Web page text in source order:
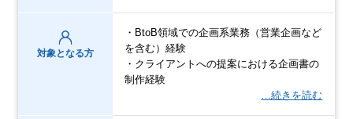
対象となる方
・BtoB領域での企画系業務（営業企画など
を含む）経験
・クライアントへの提案における企画書の
制作経験
…続きを読む